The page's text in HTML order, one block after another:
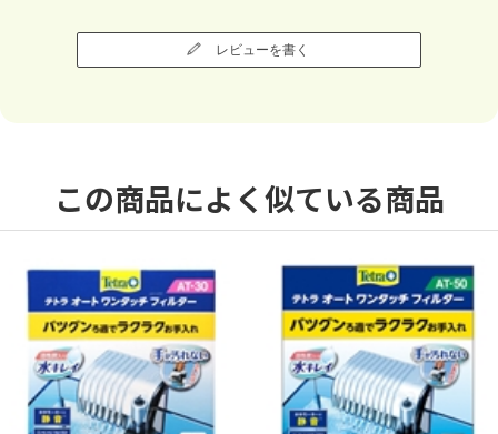
レビューを書く
この商品によく似ている商品